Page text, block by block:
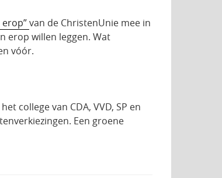
van de ChristenUnie mee in
erop willen leggen. Wat
vóór.
college van CDA, VVD, SP en
Een groene